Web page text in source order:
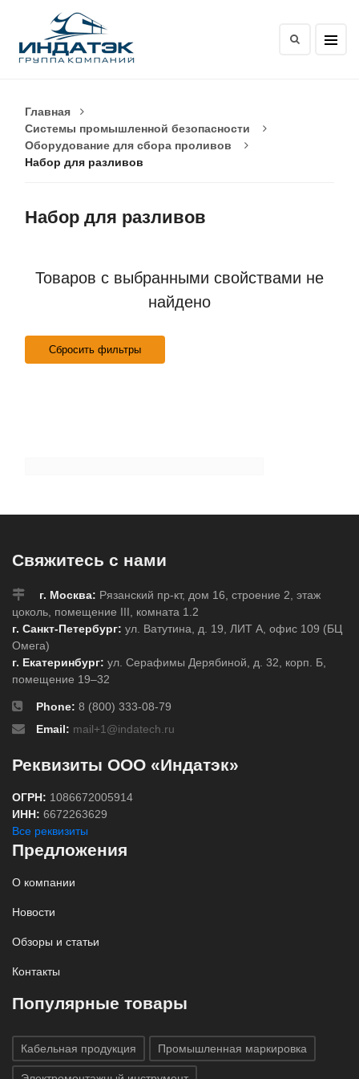
Главная
Системы промышленной безопасности
Оборудование для сбора проливов
Набор для разливов
Набор для разливов
Товаров с выбранными свойствами не
найдено
Сбросить фильтры
Свяжитесь с нами
г. Москва: Рязанский пр-кт, дом 16, строение 2, этаж
цоколь, помещение III, комната 1.2
г. Санкт-Петербург: ул. Ватутина, д. 19, ЛИТ А, офис 109 (БЦ
Омега)
г. Екатеринбург: ул. Серафимы Дерябиной, д. 32, корп. Б,
помещение 19–32
Phone: 8 (800) 333-08-79
Email: mail+1@indatech.ru
Реквизиты ООО «Индатэк»
ОГРН: 1086672005914
ИНН: 6672263629
Все реквизиты
Предложения
О компании
Новости
Обзоры и статьи
Контакты
Популярные товары
Кабельная продукция Промышленная маркировка